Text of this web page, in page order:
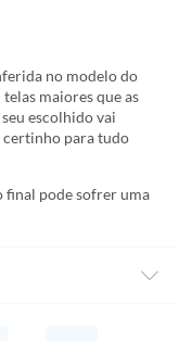
no modelo do
maiores que as
escolhido vai
certinho para tudo
final pode sofrer uma